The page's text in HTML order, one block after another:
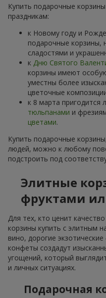
Купить подарочные
праздникам:
к Новому году и
подарочные корзины,
сладостями и
к Дню Святого
корзины имеют
уместны более
цветочные
к 8 марта пригодится
тюльпанами и
цветами.
Купить подарочные
людей, можно к любому
подстроить под
Элитные
фруктами
Для тех, кто ценит
корзины купить с элитным
вино, дорогие
конфеты создадут
угощений, который
и личных ситуациях.
Подарочная